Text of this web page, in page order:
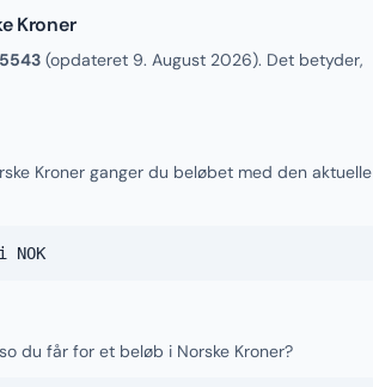
Kroner
(opdateret 9. August 2026). Det betyder,
Kroner ganger du beløbet med den aktuelle
du får for et beløb i Norske Kroner?